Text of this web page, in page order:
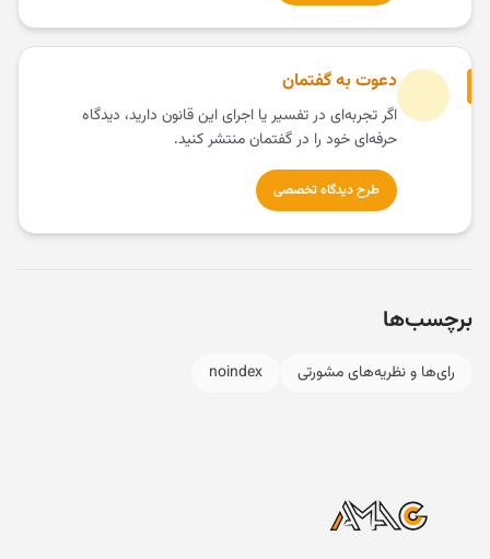
دعوت به گفتمان
اگر تجربه‌ای در تفسیر یا اجرای این قانون دارید، دیدگاه
حرفه‌ای خود را در گفتمان منتشر کنید.
طرح دیدگاه تخصصی
برچسب‌ها
رای‌ها و نظریه‌های مشورتی noindex